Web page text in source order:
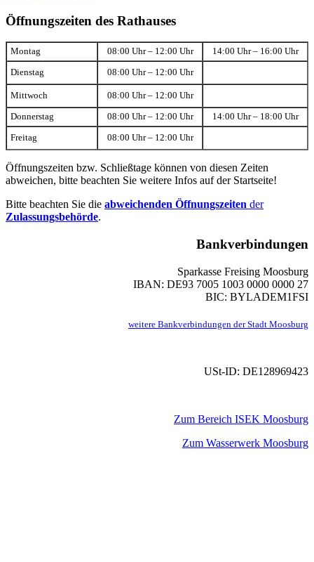
Öffnungszeiten des Rathauses
Montag 08:00 Uhr – 12:00 Uhr 14:00 Uhr – 16:00 Uhr
Dienstag 08:00 Uhr – 12:00 Uhr
Mittwoch 08:00 Uhr – 12:00 Uhr
Donnerstag 08:00 Uhr – 12:00 Uhr 14:00 Uhr – 18:00 Uhr
Freitag 08:00 Uhr – 12:00 Uhr
Öffnungszeiten bzw. Schließtage können von diesen Zeiten
abweichen, bitte beachten Sie weitere Infos auf der Startseite!
Bitte beachten Sie die abweichenden Öffnungszeiten der
Zulassungsbehörde.
Bankverbindungen
Sparkasse Freising Moosburg
IBAN: DE93 7005 1003 0000 0000 27
BIC: BYLADEM1FSI
weitere Bankverbindungen der Stadt Moosburg
USt-ID: DE128969423
Zum Bereich ISEK Moosburg
Zum Wasserwerk Moosburg